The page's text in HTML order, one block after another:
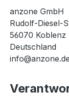
anzone GmbH
Rudolf-Diesel-
56070 Koblenz
Deutschland
info@anzone.de